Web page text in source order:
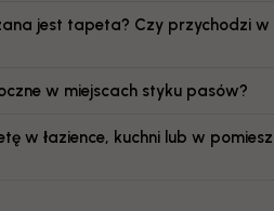
jest tapeta? Czy przychodzi w
w miejscach styku pasów?
w łazience, kuchni lub w